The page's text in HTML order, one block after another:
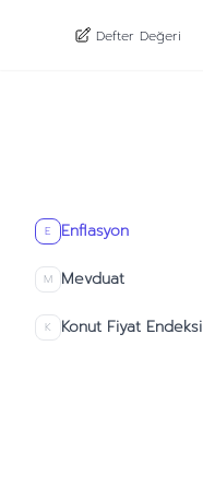
E Enflasyon
M Mevduat
K Konut Fiyat Endeksi
Defter Değeri